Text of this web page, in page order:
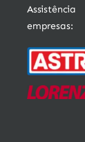
empresas: